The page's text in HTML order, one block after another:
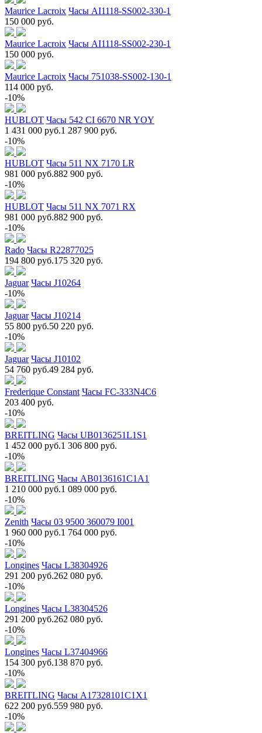
Maurice Lacroix Часы AI1118-SS002-330-1
150 000 руб.
Maurice Lacroix Часы AI1118-SS002-230-1
150 000 руб.
Maurice Lacroix Часы 751038-SS002-130-1
114 000 руб.
-10%
HUBLOT Часы 542 CI 6670 NR YOY
1 431 000 руб.1 287 900 руб.
-10%
HUBLOT Часы 511 NX 7170 LR
981 000 руб.882 900 руб.
-10%
HUBLOT Часы 511 NX 7071 RX
981 000 руб.882 900 руб.
-10%
Rado Часы R22877025
194 800 руб.175 320 руб.
Jaguar Часы J10264
-10%
Jaguar Часы J10214
55 800 руб.50 220 руб.
-10%
Jaguar Часы J10102
54 760 руб.49 284 руб.
Frederique Constant Часы FC-333N4C6
203 400 руб.
-10%
BREITLING Часы UB0136251L1S1
1 452 000 руб.1 306 800 руб.
-10%
BREITLING Часы AB0136161C1A1
1 210 000 руб.1 089 000 руб.
-10%
Zenith Часы 03 9500 360079 I001
1 960 000 руб.1 764 000 руб.
-10%
Longines Часы L38304926
291 200 руб.262 080 руб.
-10%
Longines Часы L38304526
291 200 руб.262 080 руб.
-10%
Longines Часы L37404966
154 300 руб.138 870 руб.
-10%
BREITLING Часы A17328101C1X1
622 200 руб.559 980 руб.
-10%